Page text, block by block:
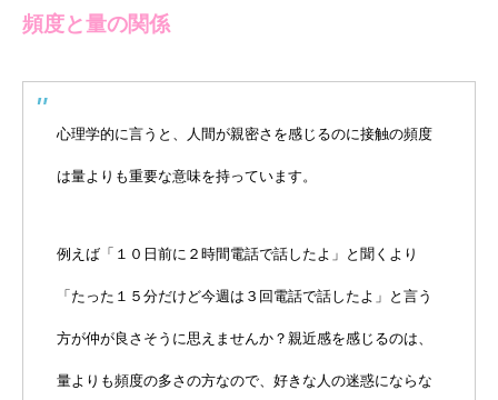
頻度と量の関係
心理学的に言うと、人間が親密さを感じるのに接触の頻度
は量よりも重要な意味を持っています。
例えば「１０日前に２時間電話で話したよ」と聞くより
「たった１５分だけど今週は３回電話で話したよ」と言う
方が仲が良さそうに思えませんか？親近感を感じるのは、
量よりも頻度の多さの方なので、好きな人の迷惑にならな